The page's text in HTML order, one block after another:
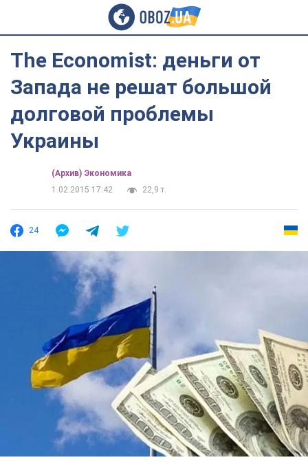
The Economist: деньги от
Запада не решат большой
долговой проблемы
Украины
(Архив) Экономика
1.02.2015 17:42
22,9 т.
24